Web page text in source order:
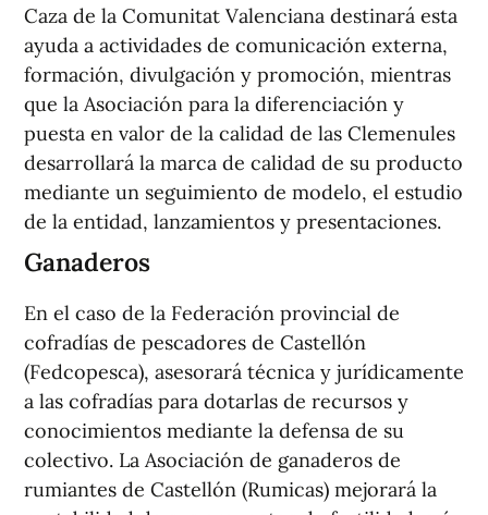
Caza de la Comunitat Valenciana destinará esta
ayuda a actividades de comunicación externa,
formación, divulgación y promoción, mientras
que la Asociación para la diferenciación y
puesta en valor de la calidad de las Clemenules
desarrollará la marca de calidad de su producto
mediante un seguimiento de modelo, el estudio
de la entidad, lanzamientos y presentaciones.
Ganaderos
En el caso de la Federación provincial de
cofradías de pescadores de Castellón
(Fedcopesca), asesorará técnica y jurídicamente
a las cofradías para dotarlas de recursos y
conocimientos mediante la defensa de su
colectivo. La Asociación de ganaderos de
rumiantes de Castellón (Rumicas) mejorará la